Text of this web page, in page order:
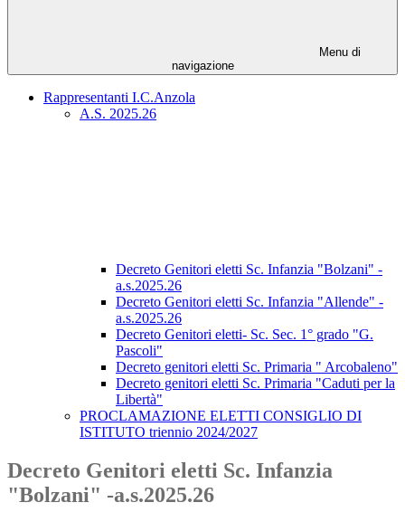
Menu di
navigazione
Rappresentanti I.C.Anzola
A.S. 2025.26
Decreto Genitori eletti Sc. Infanzia "Bolzani" -
a.s.2025.26
Decreto Genitori eletti Sc. Infanzia "Allende" -
a.s.2025.26
Decreto Genitori eletti- Sc. Sec. 1° grado "G.
Pascoli"
Decreto genitori eletti Sc. Primaria " Arcobaleno"
Decreto genitori eletti Sc. Primaria "Caduti per la
Libertà"
PROCLAMAZIONE ELETTI CONSIGLIO DI
ISTITUTO triennio 2024/2027
Decreto Genitori eletti Sc. Infanzia
"Bolzani" -a.s.2025.26